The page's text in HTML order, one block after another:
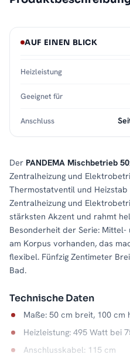
Der PANDEMA Mischbetrieb
Zentralheizung und
Thermostatventil und
Zentralheizung und
stärksten Akzent und rahmt
Besonderheit der Serie:
am Korpus vorhanden, das
flexibel. Fünfzig Zentimeter
Bad.
Technische Daten
Maße: 50 cm breit, 100 cm
Heizleistung: 495 Watt bei
Anschlusskabel: 115 cm
AUF EINEN BLICK
Heizleistung
Geeignet für
Anschluss